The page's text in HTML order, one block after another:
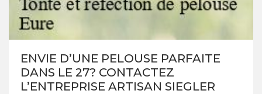
ENVIE D’UNE PELOUSE PARFAITE
DANS LE 27? CONTACTEZ
L’ENTREPRISE ARTISAN SIEGLER